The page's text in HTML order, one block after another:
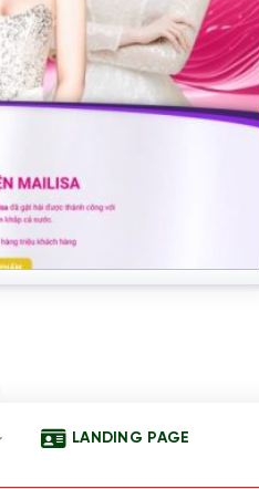
LANDING PAGE